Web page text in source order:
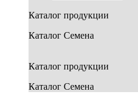
Каталог продукции
Каталог Семена
Каталог продукции
Каталог Семена